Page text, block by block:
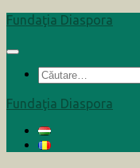
Skip
content
Fundaţia Diaspora
Caută
după:
Fundaţia Diaspora